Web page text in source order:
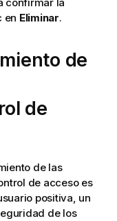
en Eliminar.
de
de
de las
de acceso es
positiva, un
de los